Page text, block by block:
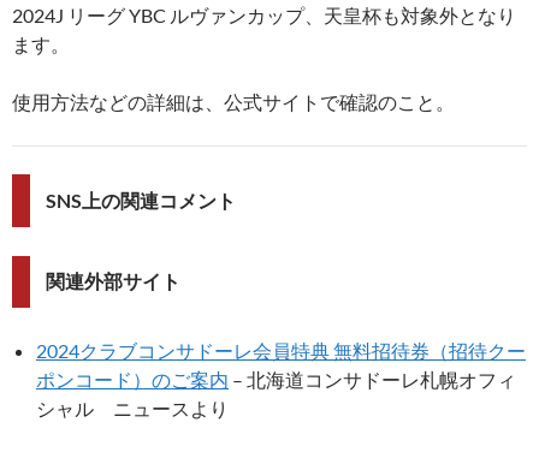
2024J リーグ YBC ルヴァンカップ、天皇杯も対象外となり
ます。
使用方法などの詳細は、公式サイトで確認のこと。
SNS上の関連コメント
関連外部サイト
2024クラブコンサドーレ会員特典 無料招待券（招待クー
ポンコード）のご案内 – 北海道コンサドーレ札幌オフィ
シャル ニュースより